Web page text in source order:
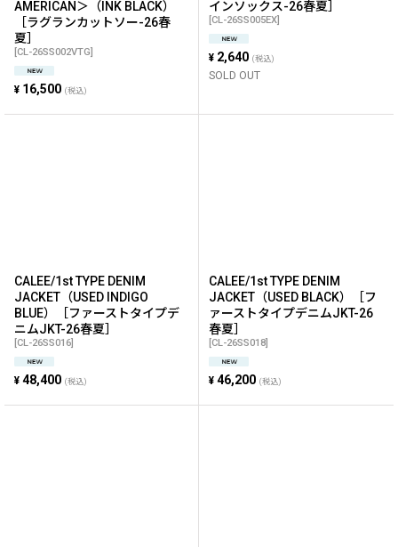
AMERICAN＞（INK BLACK）
［ラグランカットソー-26春
夏］
[CL-26SS002VTG]
¥ 16,500 (税込)
インソックス-26春夏］
[CL-26SS005EX]
¥ 2,640 (税込)
SOLD OUT
CALEE/1st TYPE DENIM
JACKET（USED INDIGO
BLUE）［ファーストタイプデ
ニムJKT-26春夏］
[CL-26SS016]
¥ 48,400 (税込)
CALEE/1st TYPE DENIM
JACKET（USED BLACK）［フ
ァーストタイプデニムJKT-26
春夏］
[CL-26SS018]
¥ 46,200 (税込)